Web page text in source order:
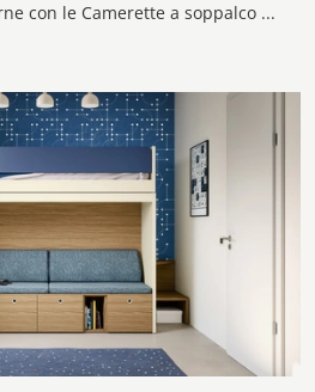
Arreda stanzette moderne con le Camerette a soppalco Nidi! Il modello Soppalco in melaminico è per bambine.